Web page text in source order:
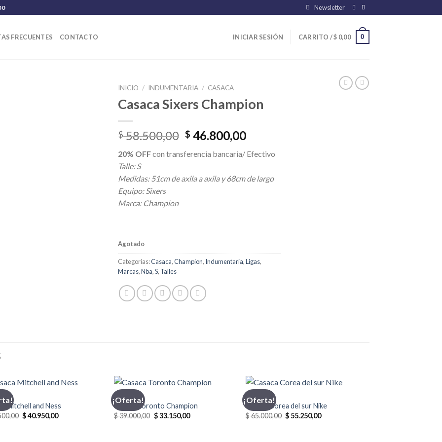
Newsletter
FRECUENTES CONTACTO INICIAR SESIÓN CARRITO /$ 0,00 0
INICIO / INDUMENTARIA / CASACA
Casaca Sixers Champion
$58.500,00 El
original
$ 58.500,00.
$ 46.800,00El
actual
$ 46.800,00.
20% OFFcon transferencia bancaria/ Efectivo
Talle: S
Medidas: 51cm de axila a axila y 68cm de largo
Equipo: Sixers
Marca: Champion
Agotado
Categorías:Casaca,Champion, Indumentaria,Ligas,
Marcas,Nba,S, Talles
Mitchell and Ness
El
precio
$40.950,00El
¡Oferta!
CASACA
Casaca Toronto Champion
$39.000,00 El
precio
$33.150,00El
¡Oferta!
CASACA
Casaca Corea del sur Nike
$65.000,00 El
precio
$55.250,00El